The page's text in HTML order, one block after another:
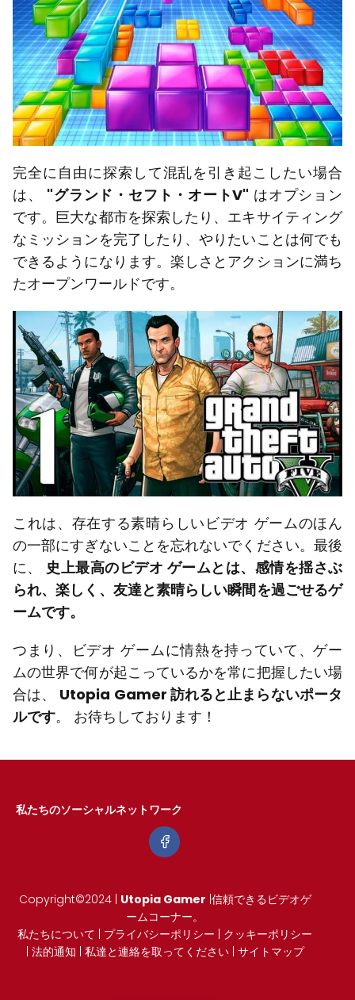
完全に自由に探索して混乱を引き起こしたい場合
は、 "グランド・セフト・オートV" はオプション
です。巨大な都市を探索したり、エキサイティング
なミッションを完了したり、やりたいことは何でも
できるようになります。楽しさとアクションに満ち
たオープンワールドです。
これは、存在する素晴らしいビデオ ゲームのほん
の一部にすぎないことを忘れないでください。最後
に、 史上最高のビデオ ゲームとは、感情を揺さぶ
られ、楽しく、友達と素晴らしい瞬間を過ごせるゲ
ームです。
つまり、ビデオ ゲームに情熱を持っていて、ゲー
ムの世界で何が起こっているかを常に把握したい場
合は、 Utopia Gamer 訪れると止まらないポータ
ルです。 お待ちしております！
私たちのソーシャルネットワーク
Copyright©2024 | Utopia Gamer |信頼できるビデオゲ
ームコーナー。
私たちについて | プライバシーポリシー | クッキーポリシー
| 法的通知 | 私達と連絡を取ってください| サイトマップ